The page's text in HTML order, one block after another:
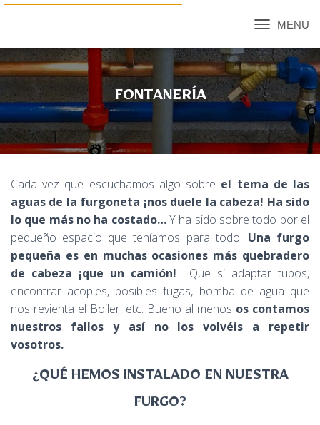
A
M
B
I
A
M
O
D
D
E
A
V
E
A
C
I
FONTANERÍA
Cada vez que escuchamos algo sobre el tema de las
aguas de la furgoneta ¡nos duele la cabeza! Ha sido
lo que más no ha costado…Y ha sido sobre todo por el
pequeño espacio que teníamos para todo. Una furgo
pequeña es en muchas ocasiones más quebradero
de cabeza ¡que un camión!
Que si adaptar tubos,
encontrar acoples, posibles fugas, bomba de agua que
nos revienta el Boiler, etc. Bueno al menos os contamos
nuestros fallos y así no los volvéis a repetir
vosotros.
¿QUÉ HEMOS INSTALADO EN NUESTRA
FURGO?